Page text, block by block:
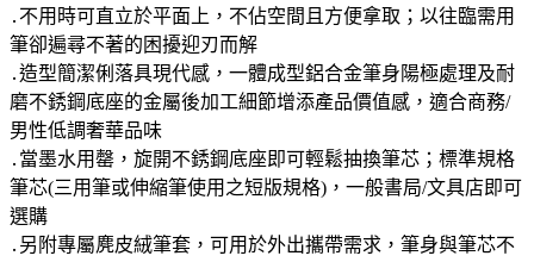
․不用時可直立於平面上，不佔空間且方便拿取；以往臨需用
筆卻遍尋不著的困擾迎刃而解
․造型簡潔俐落具現代感，一體成型鋁合金筆身陽極處理及耐
磨不銹鋼底座的金屬後加工細節增添產品價值感，適合商務/
男性低調奢華品味
․當墨水用罄，旋開不銹鋼底座即可輕鬆抽換筆芯；標準規格
筆芯(三用筆或伸縮筆使用之短版規格)，一般書局/文具店即可
選購
․另附專屬麂皮絨筆套，可用於外出攜帶需求，筆身與筆芯不